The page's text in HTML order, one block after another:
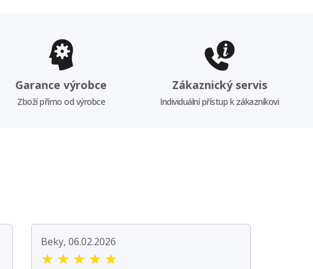
Garance výrobce
Zboží přímo od výrobce
Zákaznický servis
Individuální přístup k zákazníkovi
Beky, 06.02.2026
★ ★ ★ ★ ★